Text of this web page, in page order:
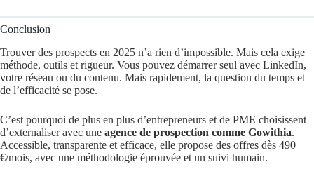
Conclusion
Trouver des prospects en 2025 n’a rien d’impossible. Mais cela exige
méthode, outils et rigueur. Vous pouvez démarrer seul avec LinkedIn,
votre réseau ou du contenu. Mais rapidement, la question du temps et
de l’efficacité se pose.
C’est pourquoi de plus en plus d’entrepreneurs et de PME choisissent
d’externaliser avec une agence de prospection comme Gowithia.
Accessible, transparente et efficace, elle propose des offres dès 490
€/mois, avec une méthodologie éprouvée et un suivi humain.